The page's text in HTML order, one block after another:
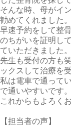
そんな時、母がイ
勧めてくれました。
早速予約をして整
のちがいを証明し
ていただきました。
先生も受付の方も
ックスして治療を
私は電車で通って
で通いやすいです。
これからもよろく
【担当者の声】